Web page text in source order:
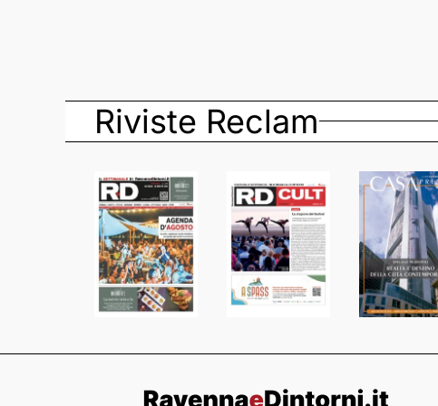
Riviste Reclam